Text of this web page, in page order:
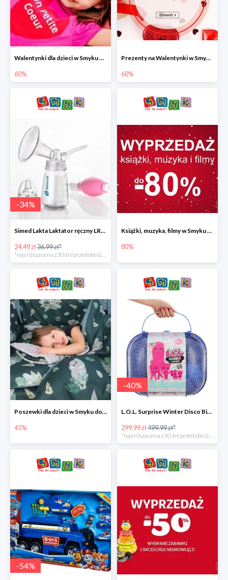
Walentynki dla dzieci w Smyku do -60%
60%
Prezenty na Walentynki w Smyku do -60%
60%
-34%
Simed Lakta Laktator ręczny LR-8 -34%
24.49 zł36.99 zł*
*najniższa cena z 30 dni przed obniżką
Książki, muzyka, filmy w Smyku do -80%
80%
Poszewki dla dzieci w Smyku do -45%
45%
-40%
L.O.L. Surprise Winter Disco Bigger Surprise Zestaw laleczek w walizce -40%
299.99 zł499.99 zł*
-54%